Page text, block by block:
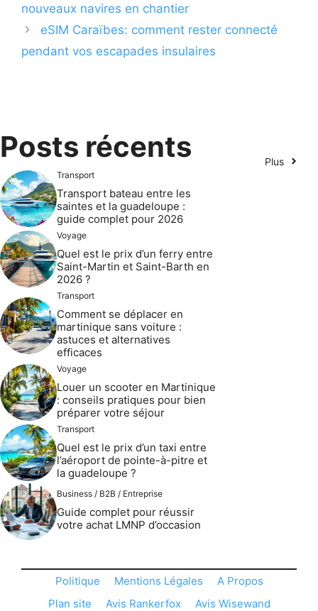
nouveaux navires en chantier
eSIM Caraïbes: comment rester connecté
pendant vos escapades insulaires
Posts récents Plus
Transport
Transport bateau entre les
saintes et la guadeloupe :
guide complet pour 2026
Voyage
Quel est le prix d’un ferry entre
Saint-Martin et Saint-Barth en
2026 ?
Transport
Comment se déplacer en
martinique sans voiture :
astuces et alternatives
efficaces
Voyage
Louer un scooter en Martinique
: conseils pratiques pour bien
préparer votre séjour
Transport
Quel est le prix d’un taxi entre
l’aéroport de pointe-à-pitre et
la guadeloupe ?
Business / B2B / Entreprise
Guide complet pour réussir
votre achat LMNP d’occasion
Politique Mentions Légales
A Propos
Plan site
Avis Rankerfox Avis Wisewand